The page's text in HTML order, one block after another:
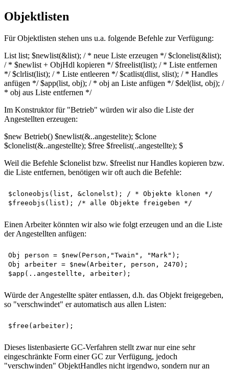
Objektlisten
Für Objektlisten stehen uns u.a. folgende Befehle zur Verfügung:
List list; $newlist(&list); / * neue Liste erzeugen */ $clonelist(&list);
/ * $newlist + ObjHdl kopieren */ $freelist(list); / * Liste entfernen
*/ $clrlist(list); / * Liste entleeren */ $catlist(dlist, slist); / * Handles
anfügen */ $app(list, obj); / * obj an Liste anfügen */ $del(list, obj); /
* obj aus Liste entfernen */
Im Konstruktor für "Betrieb" würden wir also die Liste der
Angestellten erzeugen:
$new Betrieb() $newlist(&..angestelite); $clone
$clonelist(&..angestellte); $free $freelist(..angestellte); $
Weil die Befehle $clonelist bzw. $freelist nur Handles kopieren bzw.
die Liste entfernen, benötigen wir oft auch die Befehle:
$cloneobjs(list, &clonelst); / * Objekte klonen */
Einen Arbeiter könnten wir also wie folgt erzeugen und an die Liste
der Angestellten anfügen:
Obj person = $new(Person,"Twain", "Mark");
Obj arbeiter = $new(Arbeiter, person, 2470);
Würde der Angestellte später entlassen, d.h. das Objekt freigegeben,
so "verschwindet" er automatisch aus allen Listen:
Dieses listenbasierte GC-Verfahren stellt zwar nur eine sehr
eingeschränkte Form einer GC zur Verfügung, jedoch
"verschwinden" ObjektHandles nicht irgendwo, sondern nur an